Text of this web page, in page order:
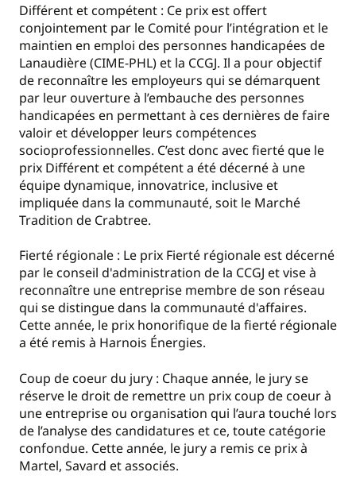
Différent et compétent : Ce prix est offert
conjointement par le Comité pour l’intégration et le
maintien en emploi des personnes handicapées de
Lanaudière (CIME-PHL) et la CCGJ. Il a pour objectif
de reconnaître les employeurs qui se démarquent
par leur ouverture à l’embauche des personnes
handicapées en permettant à ces dernières de faire
valoir et développer leurs compétences
socioprofessionnelles. C’est donc avec fierté que le
prix Différent et compétent a été décerné à une
équipe dynamique, innovatrice, inclusive et
impliquée dans la communauté, soit le Marché
Tradition de Crabtree.
Fierté régionale : Le prix Fierté régionale est décerné
par le conseil d'administration de la CCGJ et vise à
reconnaître une entreprise membre de son réseau
qui se distingue dans la communauté d'affaires.
Cette année, le prix honorifique de la fierté régionale
a été remis à Harnois Énergies.
Coup de coeur du jury : Chaque année, le jury se
réserve le droit de remettre un prix coup de coeur à
une entreprise ou organisation qui l’aura touché lors
de l’analyse des candidatures et ce, toute catégorie
confondue. Cette année, le jury a remis ce prix à
Martel, Savard et associés.